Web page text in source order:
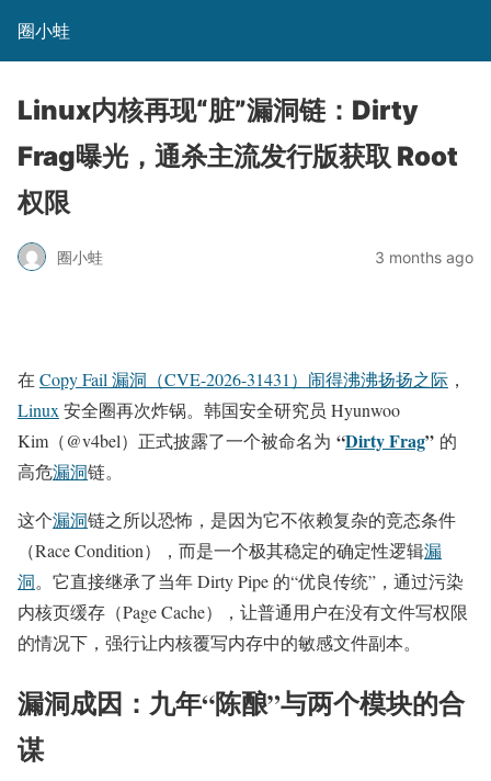
圈小蛙
Linux内核再现“脏”漏洞链：Dirty
Frag曝光，通杀主流发行版获取 Root
权限
圈小蛙 3 months ago
在 Copy Fail 漏洞（CVE-2026-31431）闹得沸沸扬扬之际 ，
Linux 安全圈再次炸锅。韩国安全研究员 Hyunwoo
Kim（@v4bel）正式披露了一个被命名为 “Dirty Frag” 的
高危漏洞链。
这个漏洞链之所以恐怖，是因为它不依赖复杂的竞态条件
（Race Condition），而是一个极其稳定的确定性逻辑漏
洞。它直接继承了当年 Dirty Pipe 的“优良传统”，通过污染
内核页缓存（Page Cache），让普通用户在没有文件写权限
的情况下，强行让内核覆写内存中的敏感文件副本。
漏洞成因：九年“陈酿”与两个模块的合
谋